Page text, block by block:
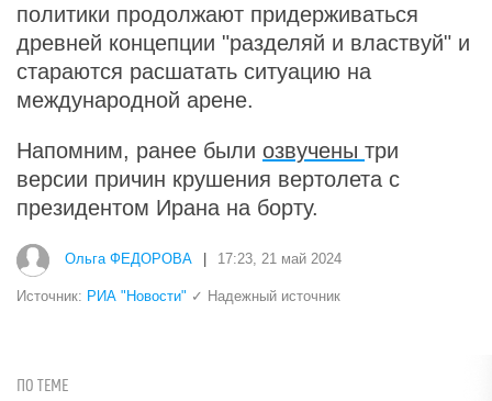
политики продолжают придерживаться
древней концепции "разделяй и властвуй" и
стараются расшатать ситуацию на
международной арене.
Напомним, ранее были озвучены три
версии причин крушения вертолета с
президентом Ирана на борту.
Ольга ФЕДОРОВА 17:23, 21 май 2024
Источник: РИА "Новости" ✓ Надежный источник
ПО ТЕМЕ